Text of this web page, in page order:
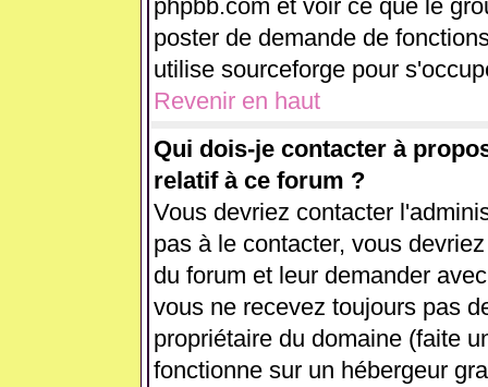
phpbb.com et voir ce que le
poster de demande de
utilise sourceforge pour
Revenir en haut
Qui dois-je contacter à
relatif à ce forum ?
Vous devriez contacter
pas à le contacter, vous
du forum et leur demander
vous ne recevez toujours pas
propriétaire du domaine (faite
fonctionne sur un hébergeur